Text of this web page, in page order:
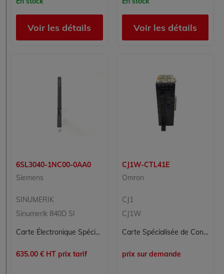
Voir les détails Voir les détails
6SL3040-1NC00-0AA0
Siemens
SINUMERIK
Sinumerik 840D Sl
Carte Électronique Spécialisée SIEMENS 6SL3040-1NC00-0AA0 pour Contrôle Commande
635.00 € HT prix tarif
CJ1W-CTL41E
Omron
CJ1
CJ1W
Carte Spécialisée de Contrôle OMRON CJ1W-CTL41E
prix sur demande